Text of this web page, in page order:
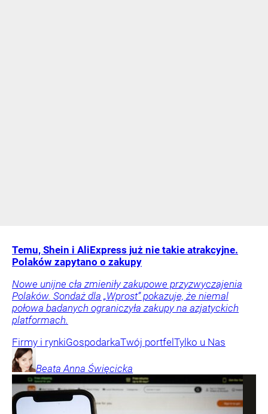
Temu, Shein i AliExpress już nie takie atrakcyjne.
Polaków zapytano o zakupy
Nowe unijne cła zmieniły zakupowe przyzwyczajenia
Polaków. Sondaż dla „Wprost” pokazuje, że niemal
połowa badanych ograniczyła zakupy na azjatyckich
platformach.
Firmy i rynkiGospodarkaTwój portfel Tylko u Nas
Beata Anna Święcicka